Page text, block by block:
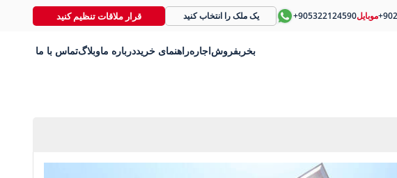
موبایل+905322124590 یک ملک را انتخاب کنید قرار ملاقات تنظیم کنید
بخر بفروشاجارهراهنمای خریددرباره ماوبلاگتماس با ما